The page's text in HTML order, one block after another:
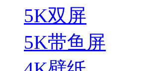
5K双屏
5K带鱼屏